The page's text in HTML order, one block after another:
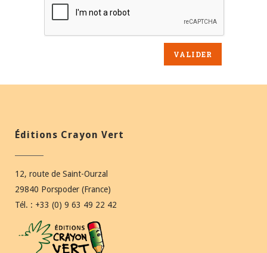
Éditions Crayon Vert
12, route de Saint-Ourzal
29840 Porspoder (France)
Tél. : +33 (0) 9 63 49 22 42